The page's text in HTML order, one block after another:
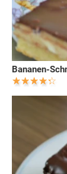
Bananen-